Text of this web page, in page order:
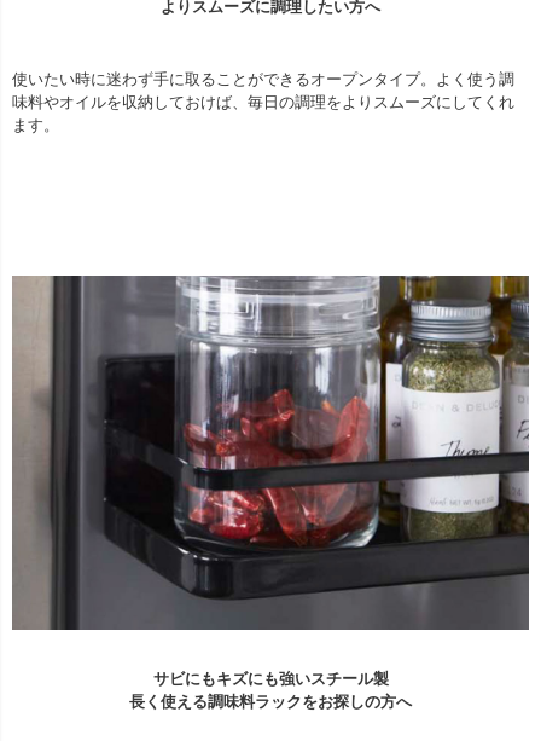
よりスムーズに調理したい方へ
使いたい時に迷わず手に取ることができるオープンタイプ。よく使う調
味料やオイルを収納しておけば、毎日の調理をよりスムーズにしてくれ
ます。
サビにもキズにも強いスチール製
長く使える調味料ラックをお探しの方へ